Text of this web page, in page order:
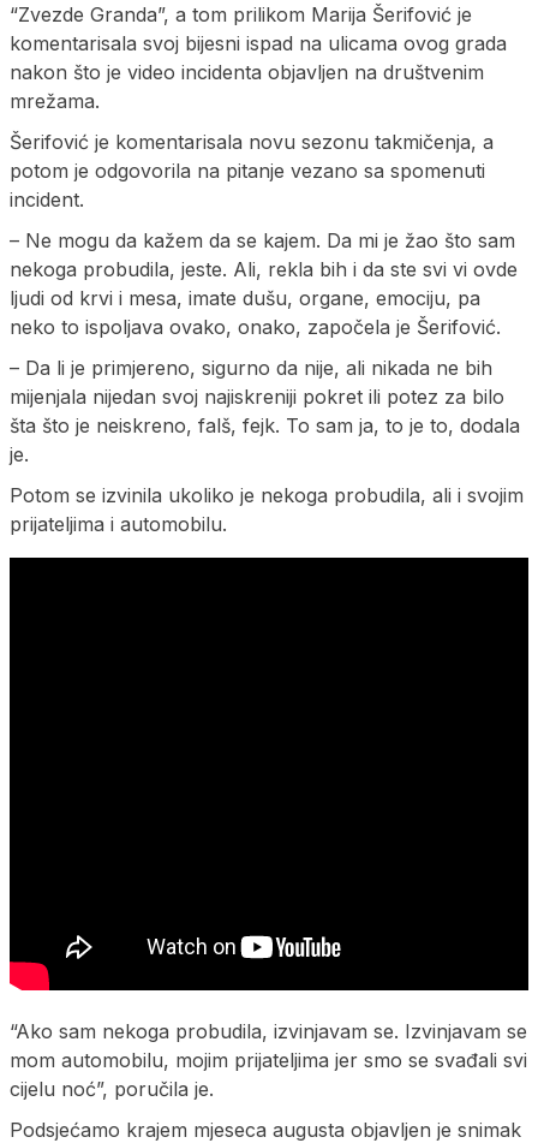
“Zvezde Granda”, a tom prilikom Marija Šerifović je
komentarisala svoj bijesni ispad na ulicama ovog grada
nakon što je video incidenta objavljen na društvenim
mrežama.
Šerifović je komentarisala novu sezonu takmičenja, a
potom je odgovorila na pitanje vezano sa spomenuti
incident.
– Ne mogu da kažem da se kajem. Da mi je žao što sam
nekoga probudila, jeste. Ali, rekla bih i da ste svi vi ovde
ljudi od krvi i mesa, imate dušu, organe, emociju, pa
neko to ispoljava ovako, onako, započela je Šerifović.
– Da li je primjereno, sigurno da nije, ali nikada ne bih
mijenjala nijedan svoj najiskreniji pokret ili potez za bilo
šta što je neiskreno, falš, fejk. To sam ja, to je to, dodala
je.
Potom se izvinila ukoliko je nekoga probudila, ali i svojim
prijateljima i automobilu.
“Ako sam nekoga probudila, izvinjavam se. Izvinjavam se
mom automobilu, mojim prijateljima jer smo se svađali svi
cijelu noć”, poručila je.
Podsjećamo krajem mjeseca augusta objavljen je snimak